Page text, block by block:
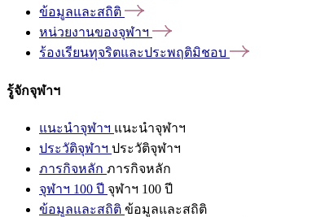
ข้อมูลและสถิติ
หน่วยงานของจุฬาฯ
ร้องเรียนทุจริตและประพฤติมิชอบ
รู้จักจุฬาฯ
แนะนำจุฬาฯ แนะนำจุฬาฯ
ประวัติจุฬาฯ ประวัติจุฬาฯ
ภารกิจหลัก ภารกิจหลัก
จุฬาฯ 100 ปี จุฬาฯ 100 ปี
ข้อมูลและสถิติ ข้อมูลและสถิติ